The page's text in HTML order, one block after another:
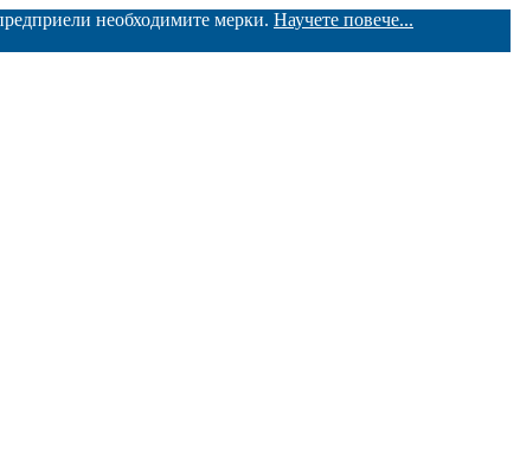
необходимите мерки. Научете повече...